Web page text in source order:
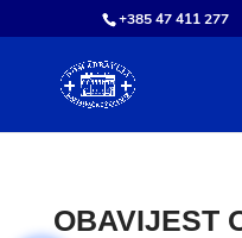
+385 47 411 277
OBAVIJEST